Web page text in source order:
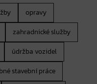
opravy
zahradnické služby
údržba vozidel
stavební práce